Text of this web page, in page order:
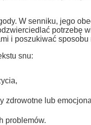
W senniku, jego
potrzebę
i poszukiwać
snu:
zdrowotne lub
problemów.